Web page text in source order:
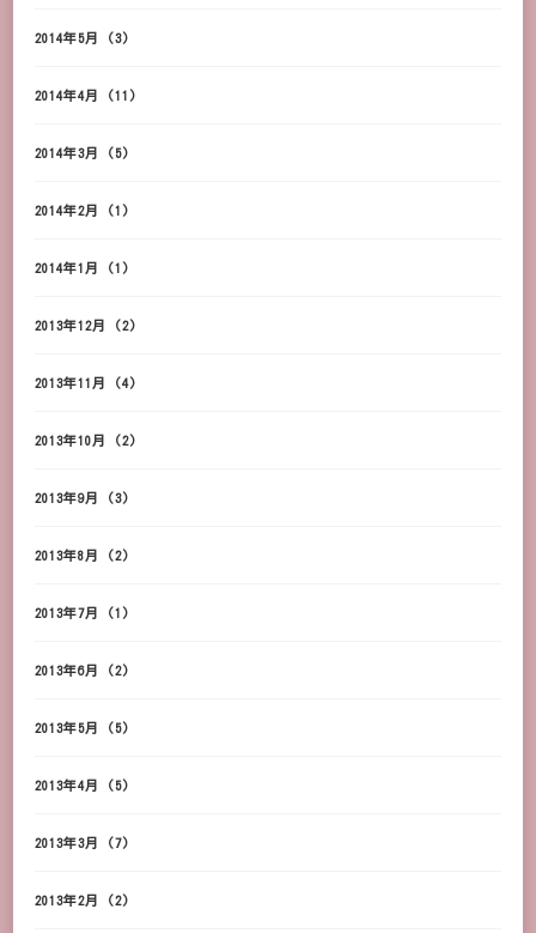
2014年5月 (3)
2014年4月 (11)
2014年3月 (5)
2014年2月 (1)
2014年1月 (1)
2013年12月 (2)
2013年11月 (4)
2013年10月 (2)
2013年9月 (3)
2013年8月 (2)
2013年7月 (1)
2013年6月 (2)
2013年5月 (5)
2013年4月 (5)
2013年3月 (7)
2013年2月 (2)